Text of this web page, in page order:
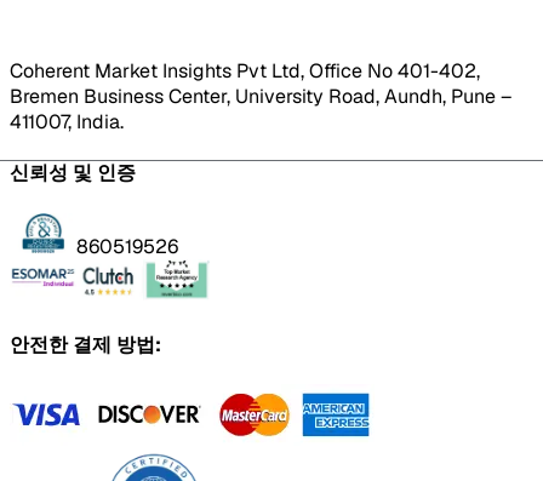
Coherent Market Insights Pvt Ltd, Office No 401-402,
Bremen Business Center, University Road, Aundh, Pune –
411007, India.
신뢰성 및 인증
860519526
안전한 결제 방법: